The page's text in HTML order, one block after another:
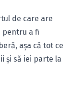
de care are
pentru a fi
aşa că tot ce
şi să iei parte la